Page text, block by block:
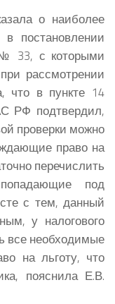
о наиболее
постановлении
33, с которыми
рассмотрении
что в пункте 14
РФ подтвердил,
проверки можно
право на
перечислить
под
с тем, данный
у налогового
все необходимые
на льготу, что
пояснила Е.В.